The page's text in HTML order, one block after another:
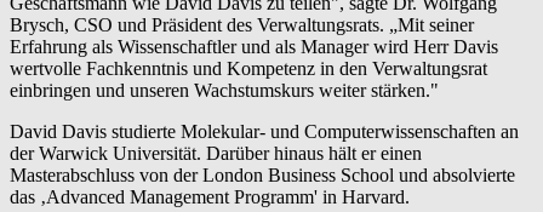
Brysch, CSO und Präsident des Verwaltungsrats. „Mit seiner
Erfahrung als Wissenschaftler und als Manager wird Herr Davis
wertvolle Fachkenntnis und Kompetenz in den Verwaltungsrat
einbringen und unseren Wachstumskurs weiter stärken."
David Davis studierte Molekular- und Computerwissenschaften an
der Warwick Universität. Darüber hinaus hält er einen
Masterabschluss von der London Business School und absolvierte
das ‚Advanced Management Programm' in Harvard.